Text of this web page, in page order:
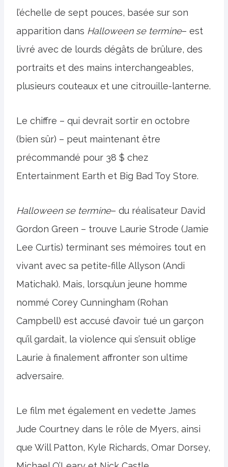
l’échelle de sept pouces, basée sur son
apparition dans Halloween se termine– est
livré avec de lourds dégâts de brûlure, des
portraits et des mains interchangeables,
plusieurs couteaux et une citrouille-lanterne.
Le chiffre – qui devrait sortir en octobre
(bien sûr) – peut maintenant être
précommandé pour 38 $ chez
Entertainment Earth et Big Bad Toy Store.
Halloween se termine– du réalisateur David
Gordon Green – trouve Laurie Strode (Jamie
Lee Curtis) terminant ses mémoires tout en
vivant avec sa petite-fille Allyson (Andi
Matichak). Mais, lorsqu’un jeune homme
nommé Corey Cunningham (Rohan
Campbell) est accusé d’avoir tué un garçon
qu’il gardait, la violence qui s’ensuit oblige
Laurie à finalement affronter son ultime
adversaire.
Le film met également en vedette James
Jude Courtney dans le rôle de Myers, ainsi
que Will Patton, Kyle Richards, Omar Dorsey,